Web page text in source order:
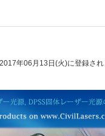
年06月13日(火)に登録され